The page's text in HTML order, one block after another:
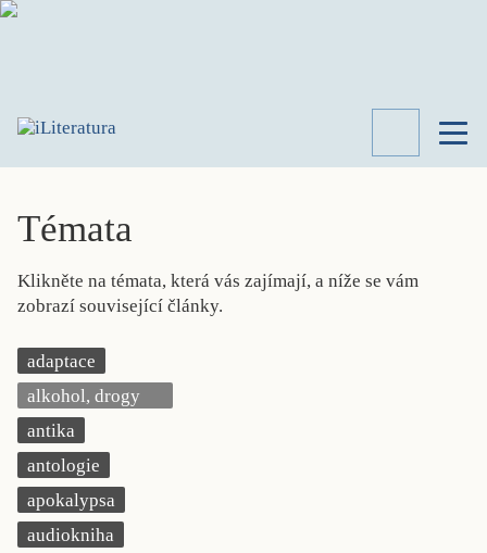
KNIHY
LITERATURY
KATEGORIE
Témata
Klikněte na témata, která vás zajímají, a níže se vám
zobrazí související články.
adaptace
alkohol, drogy
antika
antologie
apokalypsa
audiokniha